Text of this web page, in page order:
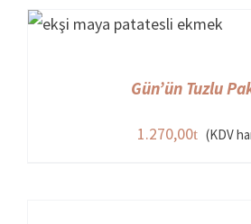
Gün’ün Tuzlu
1.270,00 (KDV